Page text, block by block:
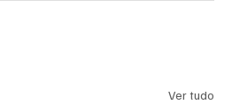
Ver tudo